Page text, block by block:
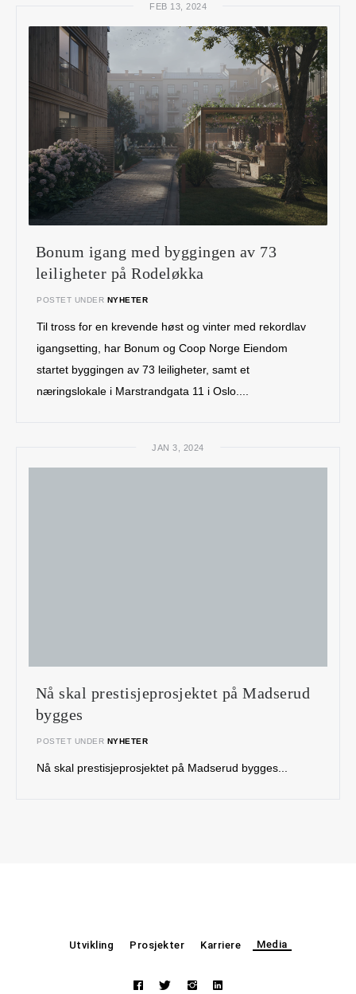
FEB 13, 2024
Bonum igang med byggingen av 73
leiligheter på Rodeløkka
POSTET UNDER NYHETER
Til tross for en krevende høst og vinter med rekordlav
igangsetting, har Bonum og Coop Norge Eiendom
startet byggingen av 73 leiligheter, samt et
næringslokale i Marstrandgata 11 i Oslo....
JAN 3, 2024
Nå skal prestisjeprosjektet på Madserud
bygges
POSTET UNDER NYHETER
Nå skal prestisjeprosjektet på Madserud bygges...
Utvikling Prosjekter Karriere Media